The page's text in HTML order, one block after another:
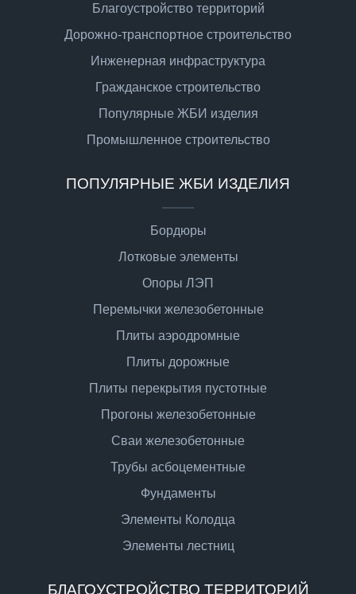
Благоустройство территорий
Дорожно-транспортное строительство
Инженерная инфраструктура
Гражданское строительство
Популярные ЖБИ изделия
Промышленное строительство
ПОПУЛЯРНЫЕ ЖБИ ИЗДЕЛИЯ
Бордюры
Лотковые элементы
Опоры ЛЭП
Перемычки железобетонные
Плиты аэродромные
Плиты дорожные
Плиты перекрытия пустотные
Прогоны железобетонные
Сваи железобетонные
Трубы асбоцементные
Фундаменты
Элементы Колодца
Элементы лестниц
БЛАГОУСТРОЙСТВО ТЕРРИТОРИЙ